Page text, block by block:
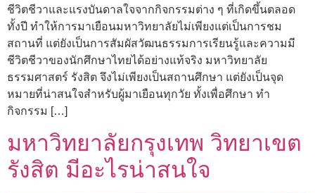
ชีวิตชีวาและแรงบันดาลใจจากกิจกรรมต่าง ๆ ที่เกิดขึ้นตลอด
ทั้งปี ทำให้การมาเยือนมหาวิทยาลัยไม่เพียงแต่เป็นการชม
สถานที่ แต่ยังเป็นการสัมผัสวัฒนธรรมการเรียนรู้และความมี
ชีวิตชีวาของนักศึกษาไทยได้อย่างแท้จริง มหาวิทยาลัย
ธรรมศาสตร์ รังสิต จึงไม่เพียงเป็นสถานศึกษา แต่ยังเป็นจุด
หมายที่น่าสนใจสำหรับผู้มาเยือนทุกวัย ทั้งเพื่อศึกษา ทำ
กิจกรรม […]
มหาวิทยาลัยกรุงเทพ วิทยาเขต
รังสิต มีอะไรน่าสนใจ